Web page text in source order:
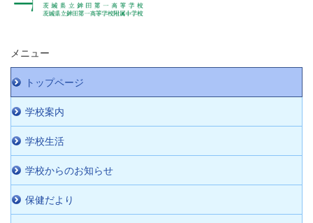
メニュー
トップページ
学校案内
学校生活
学校からのお知らせ
保健だより